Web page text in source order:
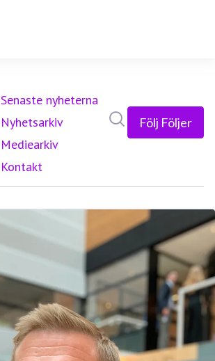
Senaste nyheterna
Nyhetsarkiv
Mediearkiv
Kontakt
Följ Följer